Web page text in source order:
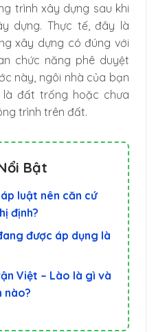
trình xây dựng sau khi
dựng. Thực tế, đây là
xây dựng có đúng với
chức năng phê duyệt
này, ngôi nhà của bạn
đất trống hoặc chưa
trình trên đất.
Bật
luật nên căn cứ
định?
được áp dụng là
Việt – Lào là gì và
nào?